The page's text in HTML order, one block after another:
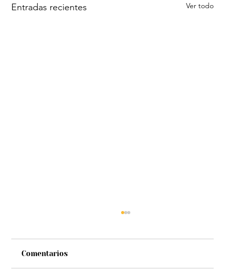
Entradas recientes Ver todo
Comentarios